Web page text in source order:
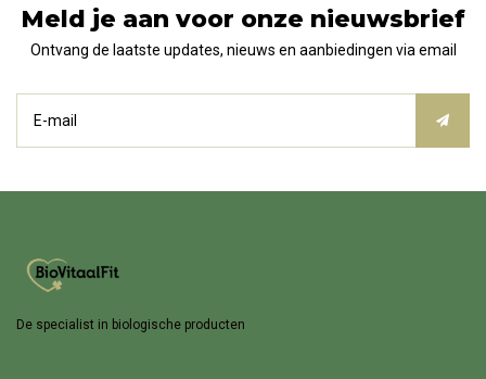
Meld je aan voor onze nieuwsbrief
Ontvang de laatste updates, nieuws en aanbiedingen via email
De specialist in biologische producten